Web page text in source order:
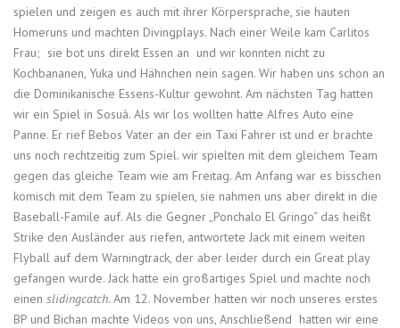
spielen und zeigen es auch mit ihrer Körpersprache, sie hauten
Homeruns und machten Divingplays. Nach einer Weile kam Carlitos
Frau; sie bot uns direkt Essen an und wir konnten nicht zu
Kochbananen, Yuka und Hähnchen nein sagen. Wir haben uns schon an
die Dominikanische Essens-Kultur gewohnt. Am nächsten Tag hatten
wir ein Spiel in Sosuà. Als wir los wollten hatte Alfres Auto eine
Panne. Er rief Bebos Vater an der ein Taxi Fahrer ist und er brachte
uns noch rechtzeitig zum Spiel. wir spielten mit dem gleichem Team
gegen das gleiche Team wie am Freitag. Am Anfang war es bisschen
komisch mit dem Team zu spielen, sie nahmen uns aber direkt in die
Baseball-Famile auf. Als die Gegner „Ponchalo El Gringo“ das heißt
Strike den Ausländer aus riefen, antwortete Jack mit einem weiten
Flyball auf dem Warningtrack, der aber leider durch ein Great play
gefangen wurde. Jack hatte ein großartiges Spiel und machte noch
einen slidingcatch. Am 12. November hatten wir noch unseres erstes
BP und Bichan machte Videos von uns, Anschließend hatten wir eine